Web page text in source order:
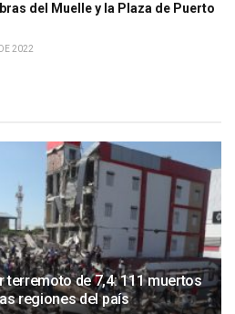
del Muelle y la Plaza de Puerto
2022
terremoto de 7,4: 111 muertos
regiones del país